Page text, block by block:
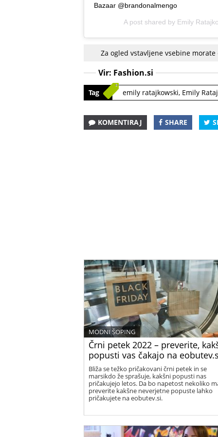
Bazaar @brandonalmengo
A post shared by Emily
Za ogled vstavljene vsebine
Vir: Fashion.si
Tag emily ratajkowski, Emily
KOMENTIRAJ SHARE
Črni petek 2022 – preverite,
popusti vas čakajo na
MODNI ŠOPING
Bliža se težko pričakovani črni petek in se
marsikdo že sprašuje, kakšni popusti nas
pričakujejo letos. Da bo napetost nekoliko
preverite kakšne neverjetne popuste lahko
pričakujete na eobutev.si.